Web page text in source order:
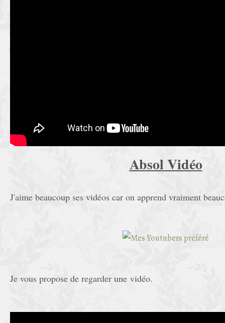
Absol Vidéo
J'aime beaucoup ses vidéos car on apprend vraiment
Je vous propose de regarder une vidéo.